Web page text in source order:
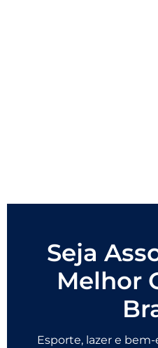
Seja
Melhor
Esporte, lazer e